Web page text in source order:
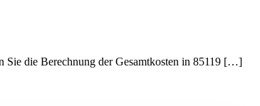
Sie die Berechnung der Gesamtkosten in 85119 […]